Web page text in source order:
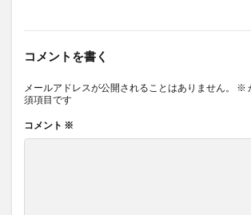
コメントを書く
メールアドレスが公開されることはありません。 ※
須項目です
コメント ※